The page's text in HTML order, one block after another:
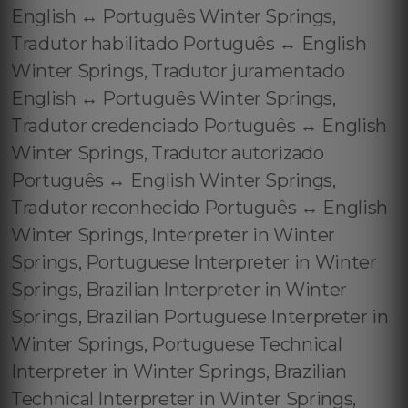
English ↔️ Português Winter Springs,
Tradutor habilitado Português ↔️ English
Winter Springs, Tradutor juramentado
English ↔️ Português Winter Springs,
Tradutor credenciado Português ↔️ English
Winter Springs, Tradutor autorizado
Português ↔️ English Winter Springs,
Tradutor reconhecido Português ↔️ English
Winter Springs, Interpreter in Winter
Springs, Portuguese Interpreter in Winter
Springs, Brazilian Interpreter in Winter
Springs, Brazilian Portuguese Interpreter in
Winter Springs, Portuguese Technical
Interpreter in Winter Springs, Brazilian
Technical Interpreter in Winter Springs,